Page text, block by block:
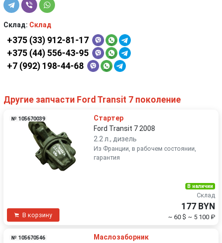
Склад: Склад
+375 (33) 912-81-17
+375 (44) 556-43-95
+7 (992) 198-44-68
Другие запчасти Ford Transit 7 поколение
№ 105670039
Стартер
Ford Transit 7 2008
2.2 л., дизель
Из Франции, в рабочем состоянии,
гарантия
В корзину
В наличии
Склад
177 BYN
~ 60 $ ~ 5 100 ₽
№ 105670546
Маслозаборник